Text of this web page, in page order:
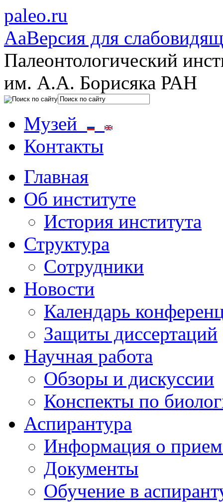
paleo.ru
AaВерсия для
Палеонтологический
им. А.А. Борисяка РАН
Музей
Контакты
Главная
Об институте
История института
Структура
Сотрудники
Новости
Календарь
Защиты диссертаций
Научная работа
Обзоры и дискуссии
Конспекты по
Аспирантура
Информация о
Документы
Обучение в